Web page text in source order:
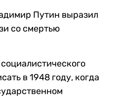
Путин выразил
со смертью
в 1948 году, когда